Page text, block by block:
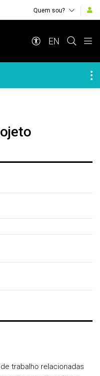
Quem sou?
EN
trabalho relacionadas